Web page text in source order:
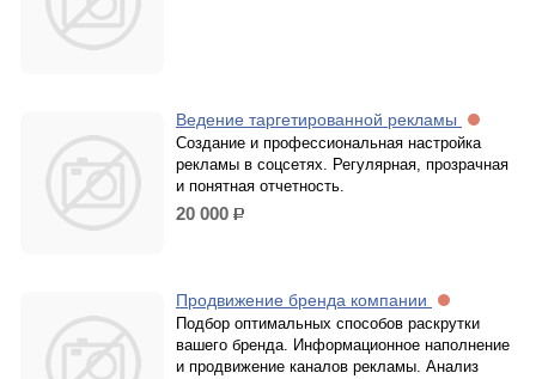
Ведение таргетированной рекламы
Создание и профессиональная настройка
рекламы в соцсетях. Регулярная, прозрачная
и понятная отчетность.
20 000 р.
Продвижение бренда компании
Подбор оптимальных способов раскрутки
вашего бренда. Информационное наполнение
и продвижение каналов рекламы. Анализ